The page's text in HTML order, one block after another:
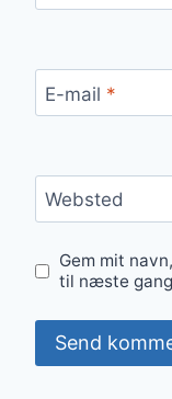
E-mail *
Websted
Gem mit
til næste